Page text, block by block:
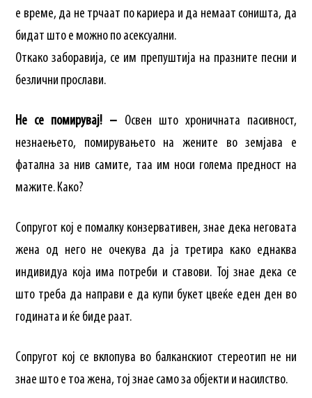
е време, да не трчаат по кариера и да немаат соништа, да
бидат што е можно по асексуални.
Откако заборавија, се им препуштија на празните песни и
безлични прослави.
Не се помирувај! – Освен што хроничната пасивност,
незнаењето, помирувањето на жените во земјава е
фатална за нив самите, таа им носи голема предност на
мажите. Како?
Сопругот кој е помалку конзервативен, знае дека неговата
жена од него не очекува да ја третира како еднаква
индивидуа која има потреби и ставови. Тој знае дека се
што треба да направи е да купи букет цвеќе еден ден во
годината и ќе биде раат.
Сопругот кој се вклопува во балканскиот стереотип не ни
знае што е тоа жена, тој знае само за објекти и насилство.